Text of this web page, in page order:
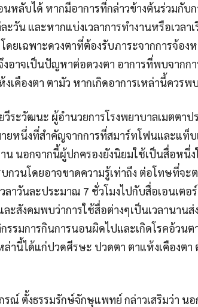
นหลับได้ หากมีอาการที่กล่าวข้างต้นร่วมกับ
ะวัน และหากแบ่งเวลาการทำงานหรือเวลา
ดยเฉพาะดวงตาที่ต้องรับภาระจากการจ้อ
งอาจเป็นปัญหาต่อดวงตา อาการที่พบจากก
เคืองตา ตามัว หากเกิดอาการเหล่านี้ควร
ระวัฒนะ ผู้อำนวยการโรงพยาบาลเมตตาป
ายหนึ่งที่สำคัญจากการที่สมาร์ทโฟนและแท็
น นอกจากนี้ผู้ปกครองยังนิยมใช้เป็นสื่อหนึ่
กวนโดยอาจขาดความรู้เท่าถึง ต่อโทษที่จ
ลาวันละประมาณ 7 ชั่วโมงไปกับสื่อเอนเต
สังคมพบว่าการใช้สื่อต่างๆเป็นเวลานานส่
กรรมการกินการนอนผิดไปและเกิดโรคอ้ว
านี้ได้แก่ปวดศีรษะ ปวดตา ตาแห้งเคืองตา
ณ์ ตั้งธรรมรักษ์จักษุแพทย์ กล่าวเสริมว่า น